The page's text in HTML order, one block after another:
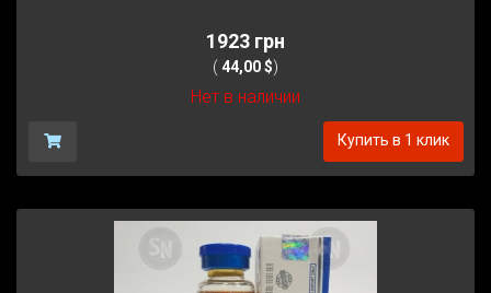
1923 грн
( 44,00 $)
Нет в наличии
Купить в 1 клик